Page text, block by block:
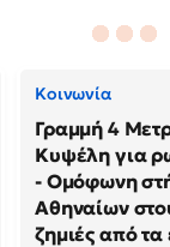
Κοινωνία
Γραμμή 4
Κυψέλη για
- Ομόφωνη
Αθηναίων
ζημιές από